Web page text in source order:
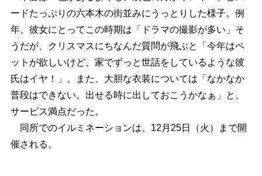
ードたっぷりの六本木の街並みにうっとりした様子。例
年、彼女にとってこの時期は「ドラマの撮影が多い」そ
うだが、クリスマスにちなんだ質問が飛ぶと「今年はペ
ットが欲しいけど、家でずっと世話をしているような彼
氏はイヤ！」。また、大胆な衣装については「なかなか
普段はできない。出せる時に出しておこうかなぁ」と、
サービス満点だった。
同所でのイルミネーションは、12月25日（火）まで開
催される。